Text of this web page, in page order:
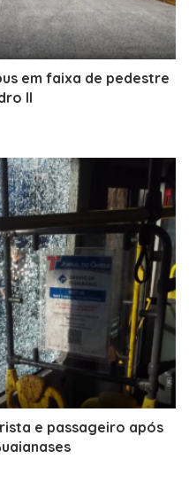
em faixa de pedestre
II
e passageiro após